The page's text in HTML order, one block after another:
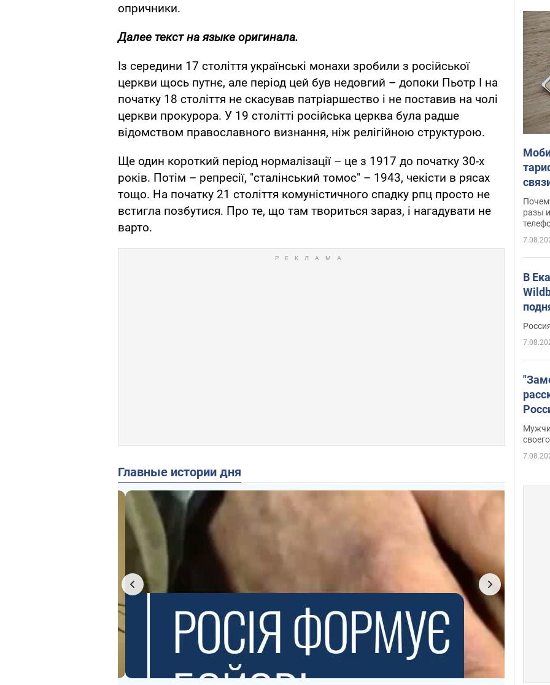
опричники.
Далее текст на языке оригинала.
Із середини 17 століття українські монахи зробили з російської
церкви щось путнє, але період цей був недовгий – допоки Пьотр І на
початку 18 століття не скасував патріаршество і не поставив на чолі
церкви прокурора. У 19 столітті російська церква була радше
відомством православного визнання, ніж релігійною структурою.
Ще один короткий період нормалізації – це з 1917 до початку 30-х
років. Потім – репресії, "сталінський томос" – 1943, чекісти в рясах
тощо. На початку 21 століття комуністичного спадку рпц просто не
встигла позбутися. Про те, що там твориться зараз, і нагадувати не
варто.
Главные истории дня
разы
В
Фото